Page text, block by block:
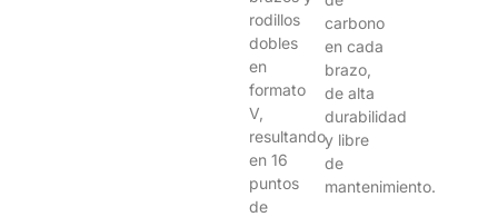
rodillos
dobles
en
formato
V,
resultando
en 16
puntos
de
carbono
en cada
brazo,
de alta
durabilidad
y libre
de
mantenimiento.